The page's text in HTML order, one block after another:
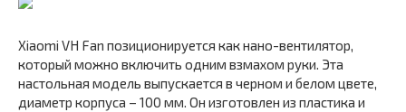
Xiaomi VH Fan позиционируется как нано-вентилятор,
который можно включить одним взмахом руки. Эта
настольная модель выпускается в черном и белом цвете,
диаметр корпуса – 100 мм. Он изготовлен из пластика и